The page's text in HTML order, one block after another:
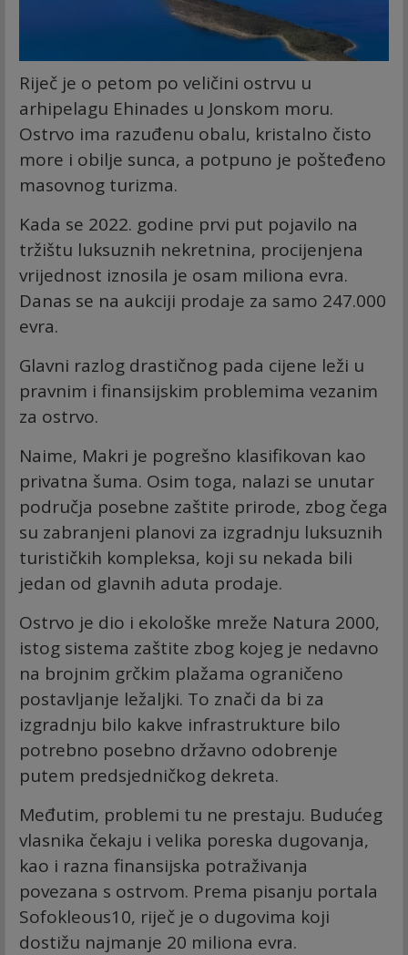
Riječ je o petom po veličini ostrvu u
arhipelagu Ehinades u Jonskom moru.
Ostrvo ima razuđenu obalu, kristalno čisto
more i obilje sunca, a potpuno je pošteđeno
masovnog turizma.
Kada se 2022. godine prvi put pojavilo na
tržištu luksuznih nekretnina, procijenjena
vrijednost iznosila je osam miliona evra.
Danas se na aukciji prodaje za samo 247.000
evra.
Glavni razlog drastičnog pada cijene leži u
pravnim i finansijskim problemima vezanim
za ostrvo.
Naime, Makri je pogrešno klasifikovan kao
privatna šuma. Osim toga, nalazi se unutar
područja posebne zaštite prirode, zbog čega
su zabranjeni planovi za izgradnju luksuznih
turističkih kompleksa, koji su nekada bili
jedan od glavnih aduta prodaje.
Ostrvo je dio i ekološke mreže Natura 2000,
istog sistema zaštite zbog kojeg je nedavno
na brojnim grčkim plažama ograničeno
postavljanje ležaljki. To znači da bi za
izgradnju bilo kakve infrastrukture bilo
potrebno posebno državno odobrenje
putem predsjedničkog dekreta.
Međutim, problemi tu ne prestaju. Budućeg
vlasnika čekaju i velika poreska dugovanja,
kao i razna finansijska potraživanja
povezana s ostrvom. Prema pisanju portala
Sofokleous10, riječ je o dugovima koji
dostižu najmanje 20 miliona evra.